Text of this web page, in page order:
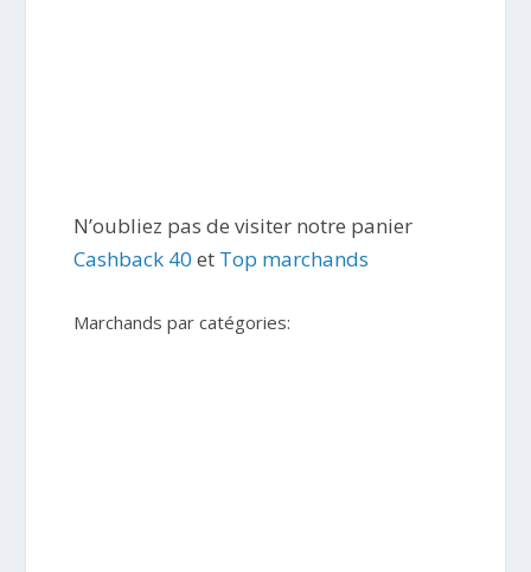
N’oubliez pas de visiter notre panier
Cashback 40 et Top marchands
Marchands par catégories: